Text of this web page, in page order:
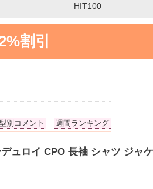
HIT100
割引
別コメント 週間ランキング
ュロイ CPO 長袖 シャツ ジャ